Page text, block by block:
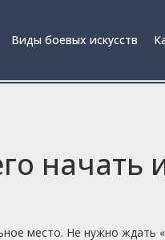
Виды боевых искусств
начать
место. Не нужно ждать